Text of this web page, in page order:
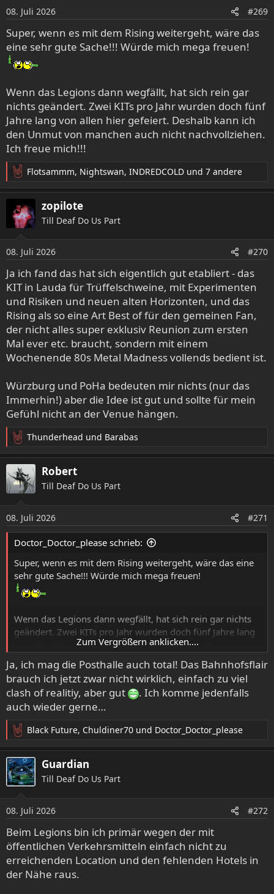
n
e
n
:
08. Juli 2026 #269
Super, wenn es mit dem Rising weitergeht, wäre das
eine sehr gute Sache!!! Würde mich mega freuen!
Wenn das Legions dann wegfällt, hat sich rein gar
nichts geändert. Zwei KITs pro Jahr wurden doch fünf
Jahre lang von allen hier gefeiert. Deshalb kann ich
den Unmut von manchen auch nicht nachvollziehen.
Ich freue mich!!!
R
e
a
k
o
n
e
n
:
Flotsammm, Nightswan, INDREDCOLD und 7 andere
zopilote
Till Deaf Do Us Part
08. Juli 2026 #270
Ja ich fand das hat sich eigentlich gut etabliert - das
KIT in Lauda für Trüffelschweine, mit Experimenten
und Risiken und neuen alten Horizonten, und das
Rising als so eine Art Best of für den gemeinen Fan,
der nicht alles super exklusiv Reunion zum ersten
Mal ever etc. braucht, sondern mit einem
Wochenende 80s Metal Madness vollends bedient ist.
Würzburg und PoHa bedeuten mir nichts (nur das
Immerhin!) aber die Idee ist gut und sollte für mein
Gefühl nicht an der Venue hängen.
R
e
a
k
t
n
e
n
Thunderhead und Barabas
Robert
Till Deaf Do Us Part
08. Juli 2026 #271
Doctor_Doctor_please schrieb:
Super, wenn es mit dem Rising weitergeht, wäre das eine
sehr gute Sache!!! Würde mich mega freuen!
Wenn das Legions dann wegfällt, hat sich rein gar nichts
geändert. Zwei KITs pro Jahr wurden doch fünf Jahre lang
von allen hier gefeiert. Deshalb kann ich den Unmut von
Zum Vergrößern anklicken....
Ja, ich mag die Posthalle auch total! Das Bahnhofsflair
brauch ich jetzt zwar nicht wirklich, einfach zu viel
clash of realitiy, aber gut
. Ich komme jedenfalls
auch wieder gerne…
R
e
a
k
t
n
e
n
:
Black Future, Chuldiner70 und Doctor_Doctor_please
Guardian
Till Deaf Do Us Part
08. Juli 2026 #272
Beim Legions bin ich primär wegen der mit
öffentlichen Verkehrsmitteln einfach nicht zu
erreichenden Location und den fehlenden Hotels in
der Nähe raus.